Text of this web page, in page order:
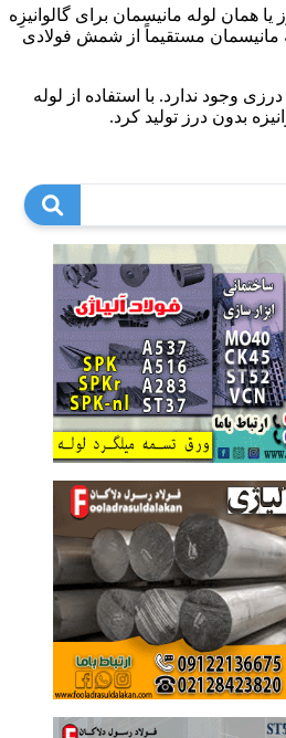
همان لوله مانیسمان برای گالوانیزِه
مانیسمان مستقیماً از شمش فولادی
وجود ندارد. با استفاده از لوله
بدون درز تولید کرد.